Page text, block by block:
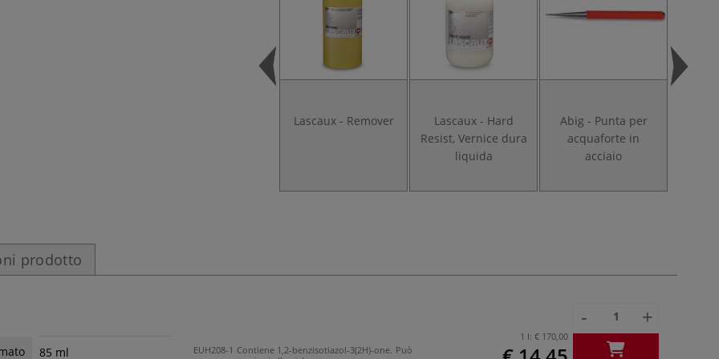
Lascaux - Remover
Lascaux - Hard
Resist, Vernice dura
liquida
Abig - Punta per
acquaforte in
acciaio
prodotto
85 ml
EUH208-1 Contiene 1,2-benzisotiazol-3(2H)-one. Può
1 l:€ 170,00
- +